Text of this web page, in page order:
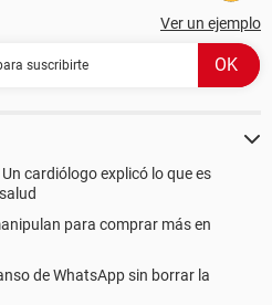
Ver un ejemplo
cardiólogo explicó lo que es
para comprar más en
de WhatsApp sin borrar la